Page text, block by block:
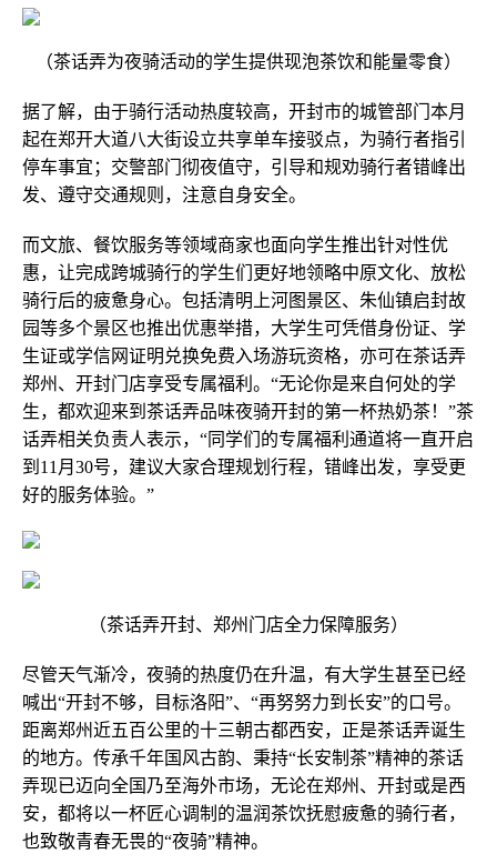
（茶话弄为夜骑活动的学生提供现泡茶饮和能量零食）
据了解，由于骑行活动热度较高，开封市的城管部门本月
起在郑开大道八大街设立共享单车接驳点，为骑行者指引
停车事宜；交警部门彻夜值守，引导和规劝骑行者错峰出
发、遵守交通规则，注意自身安全。
而文旅、餐饮服务等领域商家也面向学生推出针对性优
惠，让完成跨城骑行的学生们更好地领略中原文化、放松
骑行后的疲惫身心。包括清明上河图景区、朱仙镇启封故
园等多个景区也推出优惠举措，大学生可凭借身份证、学
生证或学信网证明兑换免费入场游玩资格，亦可在茶话弄
郑州、开封门店享受专属福利。“无论你是来自何处的学
生，都欢迎来到茶话弄品味夜骑开封的第一杯热奶茶！”茶
话弄相关负责人表示，“同学们的专属福利通道将一直开启
到11月30号，建议大家合理规划行程，错峰出发，享受更
好的服务体验。”
（茶话弄开封、郑州门店全力保障服务）
尽管天气渐冷，夜骑的热度仍在升温，有大学生甚至已经
喊出“开封不够，目标洛阳”、“再努努力到长安”的口号。
距离郑州近五百公里的十三朝古都西安，正是茶话弄诞生
的地方。传承千年国风古韵、秉持“长安制茶”精神的茶话
弄现已迈向全国乃至海外市场，无论在郑州、开封或是西
安，都将以一杯匠心调制的温润茶饮抚慰疲惫的骑行者，
也致敬青春无畏的“夜骑”精神。